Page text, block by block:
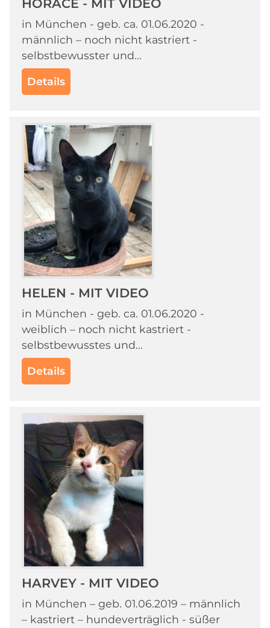
HORACE - MIT VIDEO
in München - geb. ca. 01.06.2020 -
männlich – noch nicht kastriert -
selbstbewusster und...
Details
HELEN - MIT VIDEO
in München - geb. ca. 01.06.2020 -
weiblich – noch nicht kastriert -
selbstbewusstes und...
Details
HARVEY - MIT VIDEO
in München – geb. 01.06.2019 – männlich
– kastriert – hundeverträglich - süßer